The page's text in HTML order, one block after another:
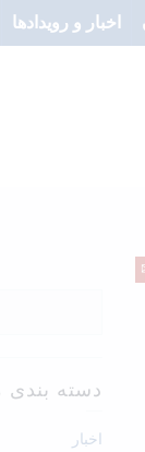
اخبار و رویدادها
دسته
اخبار